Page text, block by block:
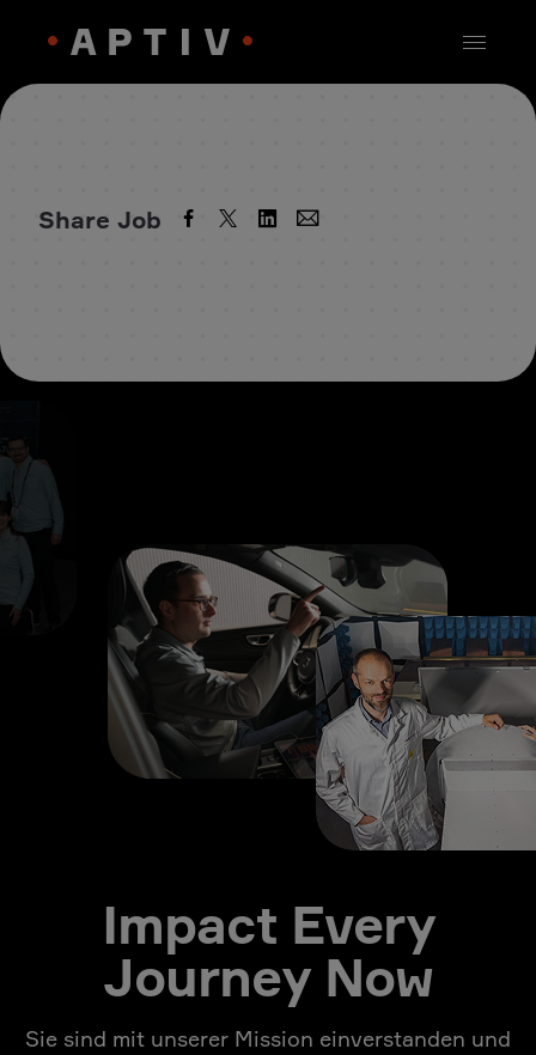
Share Job
Impact Every
Journey Now
Sie sind mit unserer Mission einverstanden und